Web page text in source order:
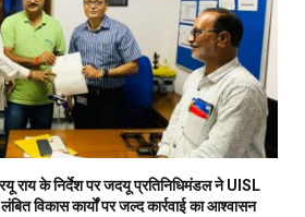
के निर्देश पर जदयू प्रतिनिधिमंडल ने UISL
विकास कार्यों पर जल्द कार्रवाई का आश्वासन